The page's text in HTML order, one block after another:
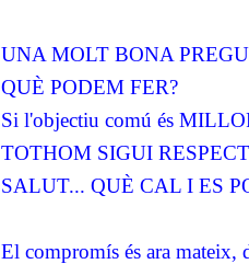
UNA MOLT BONA
QUÈ PODEM FER?
Si l'objectiu comú és
TOTHOM SIGUI
SALUT... QUÈ CAL I ES
El compromís és ara mateix,